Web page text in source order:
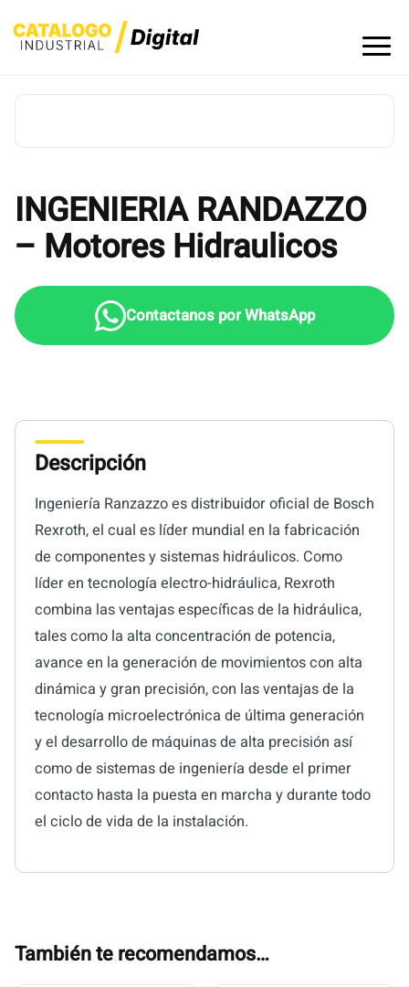
to
INGENIERIA RANDAZZO
– Motores Hidraulicos
Descripción
Ingeniería Ranzazzo es distribuidor oficial de Bosch
Rexroth, el cual es líder mundial en la fabricación
de componentes y sistemas hidráulicos. Como
líder en tecnología electro-hidráulica, Rexroth
combina las ventajas específicas de la hidráulica,
tales como la alta concentración de potencia,
avance en la generación de movimientos con alta
dinámica y gran precisión, con las ventajas de la
tecnología microelectrónica de última generación
y el desarrollo de máquinas de alta precisión así
como de sistemas de ingeniería desde el primer
contacto hasta la puesta en marcha y durante todo
el ciclo de vida de la instalación.
También te recomendamos…